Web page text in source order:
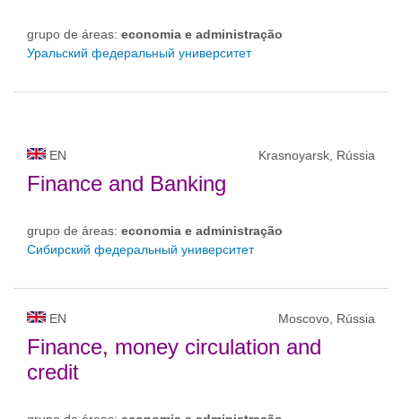
grupo de áreas: economia e administração
Уральский федеральный университет
EN Krasnoyarsk, Rússia
Finance and Banking
grupo de áreas: economia e administração
Сибирский федеральный университет
EN Moscovo, Rússia
Finance, money circulation and
credit